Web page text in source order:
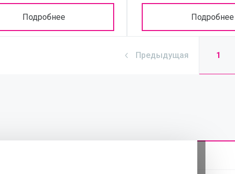
Подробнее Подробнее
Предыдущая 1